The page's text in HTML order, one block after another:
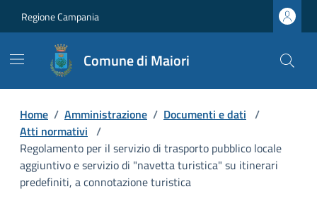
Regione Campania
Comune di Maiori
Home / Amministrazione / Documenti e dati /
Atti normativi /
Regolamento per il servizio di trasporto pubblico locale
aggiuntivo e servizio di "navetta turistica" su itinerari
predefiniti, a connotazione turistica